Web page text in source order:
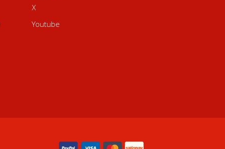
X
Youtube